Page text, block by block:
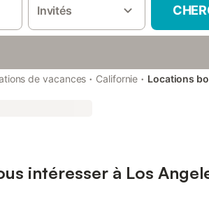
Invités
de vacances · Californie · Locations
intéresser à Los